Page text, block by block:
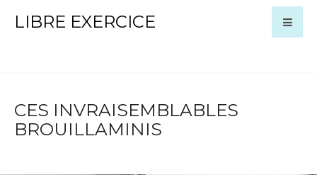
LIBRE EXERCICE
CES INVRAISEMBLABLES
BROUILLAMINIS